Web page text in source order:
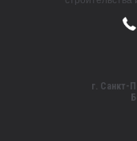
г. Санкт-